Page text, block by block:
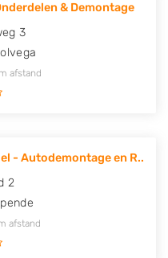
& Demontage
3
afstand
- Autodemontage en R..
2
afstand